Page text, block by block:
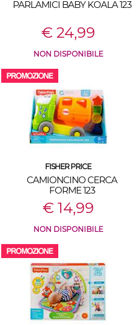
PARLAMICI BABY KOALA 123
€ 24,99
NON DISPONIBILE
FISHER PRICE
CAMIONCINO CERCA
FORME 123
€ 14,99
NON DISPONIBILE